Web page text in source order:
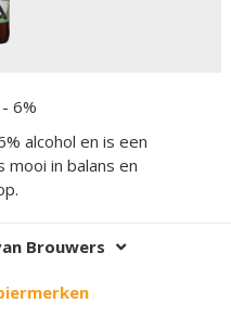
- 6%
alcohol en is een
in balans en
Brouwers